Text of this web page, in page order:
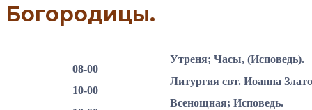
Богородицы.
08-00
10-00
Утреня; Часы, (Исповедь).
Литургия свт. Иоанна
Всенощная; Исповедь.